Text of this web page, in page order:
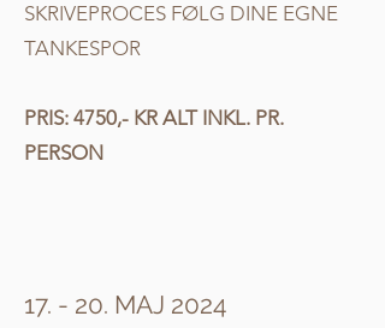
SKRIVEPROCES FØLG DINE EGNE
TANKESPOR
PRIS: 4750,- KR ALT INKL. PR.
PERSON
17. - 20. MAJ 2024